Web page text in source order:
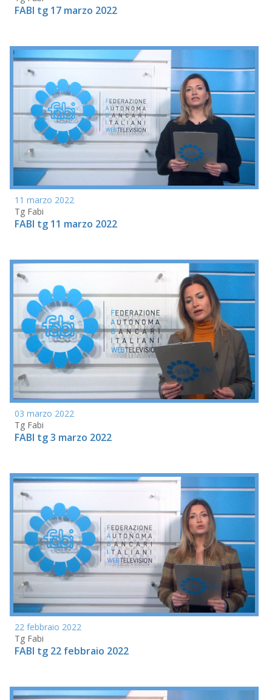
FABI tg 17 marzo 2022
11 marzo 2022
Tg Fabi
FABI tg 11 marzo 2022
03 marzo 2022
Tg Fabi
FABI tg 3 marzo 2022
22 febbraio 2022
Tg Fabi
FABI tg 22 febbraio 2022